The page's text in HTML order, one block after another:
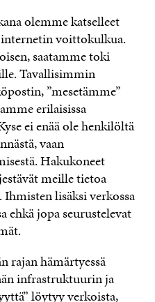
olemme katselleet
voittokulkua.
saatamme toki
Tavallisimmin
”mesetämme”
erilaisissa
ei enää ole henkilöltä
vaan
Hakukoneet
meille tietoa
lisäksi verkossa
ehkä jopa seurustelevat
rajan hämärtyessä
infrastruktuurin ja
löytyy verkoista,